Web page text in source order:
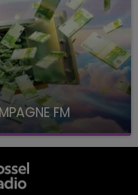
FM
à 8H10